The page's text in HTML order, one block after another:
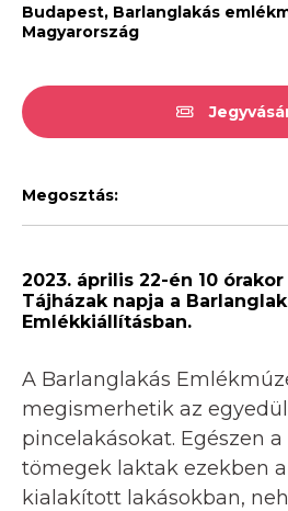
Budapest, Barlanglakás
Magyarország
Megosztás:
2023. április 22-én 10
Tájházak napja a
Emlékkiállításban.
A Barlanglakás
megismerhetik az
pincelakásokat. Egészen
tömegek laktak ezekben
kialakított lakásokban,